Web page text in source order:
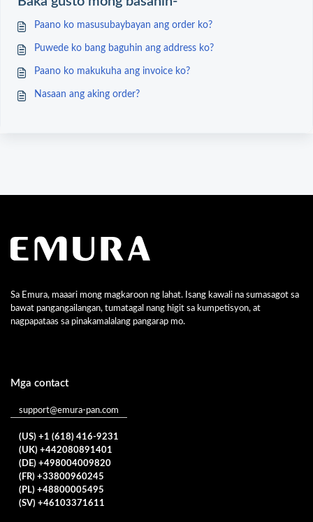
Paano ko masusubaybayan ang order ko?
Puwede ko bang baguhin ang address ko?
Paano ko makukuha ang invoice ko?
Nasaan ang aking order?
Sa Emura, maaari mong magkaroon ng lahat. Isang kawali na sumasagot sa
bawat pangangailangan, tumatagal nang higit sa kumpetisyon, at
nagpapataas sa pinakamalalang pangarap mo.
Mga contact
support@emura-pan.com
(US) +1 (618) 416-9231
(UK) +442080891401
(DE) +498004009820
(FR) +33800960245
(PL) +48800005495
(SV) +46103371611